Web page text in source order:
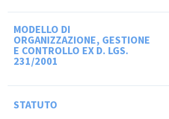
MODELLO DI
ORGANIZZAZIONE, GESTIONE
E CONTROLLO EX D. LGS.
231/2001
STATUTO